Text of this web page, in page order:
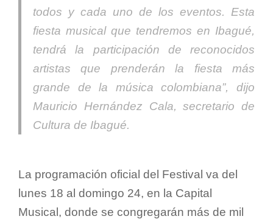
todos y cada uno de los eventos. Esta
fiesta musical que tendremos en Ibagué,
tendrá la participación de reconocidos
artistas que prenderán la fiesta más
grande de la música colombiana”,
dijo
Mauricio Hernández Cala, secretario de
Cultura de Ibagué.
La programación oficial del Festival va del
lunes 18 al domingo 24, en la Capital
Musical, donde se congregarán más de mil